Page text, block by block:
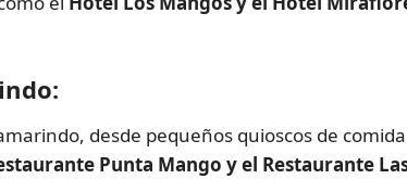
desde pequeños quioscos de
Punta Mango y el Restaurante